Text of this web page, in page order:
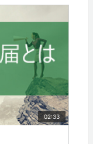
02:33